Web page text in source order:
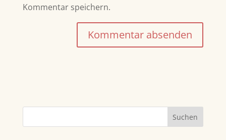
Kommentar speichern.
r